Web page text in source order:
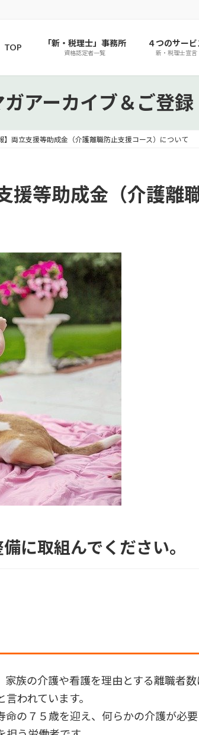
TOP 「新・税理士」事務所
資格認定者一覧
４つのサービ
新・税理士宣言
ガアーカイブ＆ご登録
】両立支援等助成金（介護離職防止支援コース）について
援等助成金（介護離
に取組んでください。
族の介護や看護を理由とする離職者
われています。
の７５歳を迎え、何らかの介護が必